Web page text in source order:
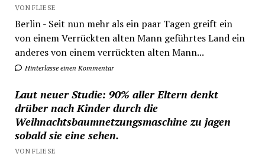
VON FLIESE
Berlin - Seit nun mehr als ein paar Tagen greift ein
von einem Verrückten alten Mann geführtes Land ein
anderes von einem verrückten alten Mann...
Hinterlasse einen Kommentar
Laut neuer Studie: 90% aller Eltern denkt
drüber nach Kinder durch die
Weihnachtsbaumnetzungsmaschine zu jagen
sobald sie eine sehen.
VON FLIESE